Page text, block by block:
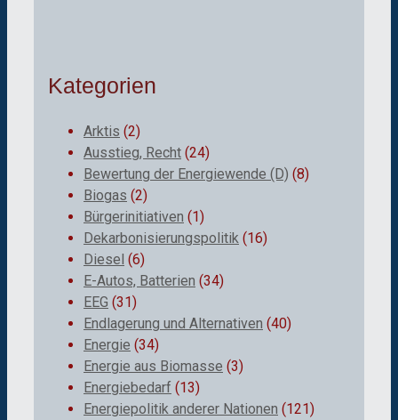
Kategorien
Arktis (2)
Ausstieg, Recht (24)
Bewertung der Energiewende (D) (8)
Biogas (2)
Bürgerinitiativen (1)
Dekarbonisierungspolitik (16)
Diesel (6)
E-Autos, Batterien (34)
EEG (31)
Endlagerung und Alternativen (40)
Energie (34)
Energie aus Biomasse (3)
Energiebedarf (13)
Energiepolitik anderer Nationen (121)